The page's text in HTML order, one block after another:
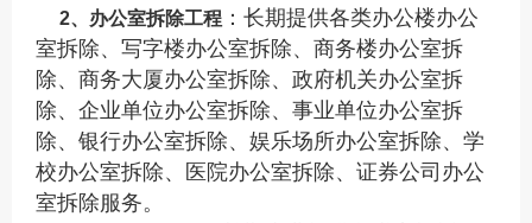
2、办公室拆除工程 ：长期提供各类办公楼办公
室拆除、写字楼办公室拆除、商务楼办公室拆
除、商务大厦办公室拆除、政府机关办公室拆
除、企业单位办公室拆除、事业单位办公室拆
除、银行办公室拆除、娱乐场所办公室拆除、学
校办公室拆除、医院办公室拆除、证券公司办公
室拆除服务。